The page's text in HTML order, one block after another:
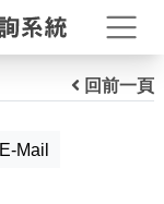
打
回前一頁
E-Mail